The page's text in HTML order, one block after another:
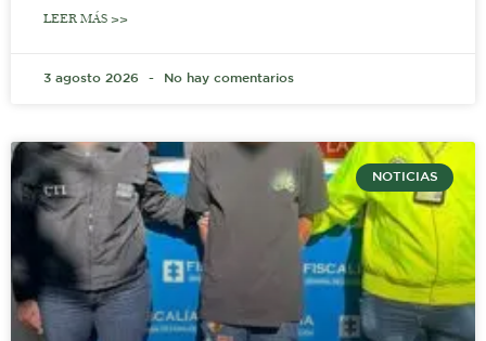
LEER MÁS >>
3 agosto 2026 No hay comentarios
NOTICIAS